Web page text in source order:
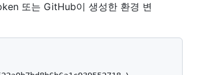
또는 GitHub이 생성한 환경 변